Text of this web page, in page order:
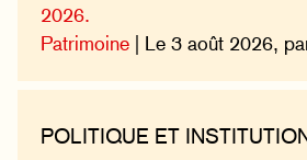
2026.
Patrimoine | Le 3 août 2026,
POLITIQUE ET